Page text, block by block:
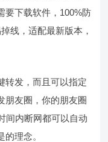
要下载软件，100%防
线，适配最新版本，
转发，而且可以指定
朋友圈，你的朋友圈
间内断网都可以自动
理念。